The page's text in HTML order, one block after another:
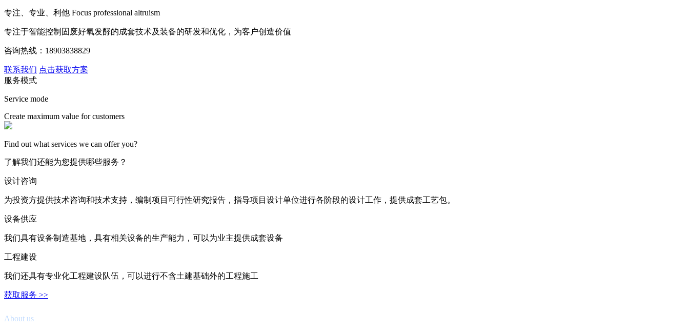
专注、专业、利他 Focus professional altruism
专注于智能控制固废好氧发酵的成套技术及装备的研发和优化，为客户创造价值
咨询热线： 18903838829
联系我们 点击获取方案
服务模式
Service mode
Create maximum value for customers
Find out what services we can offer you?
了解我们还能为您提供哪些服务？
设计咨询
为投资方提供技术咨询和技术支持，编制项目可行性研究报告，指导项目设计单位进行各阶段的设计工作，提供成套工艺包。
设备供应
我们具有设备制造基地，具有相关设备的生产能力，可以为业主提供成套设备
工程建设
我们还具有专业化工程建设队伍，可以进行不含土建基础外的工程施工
获取服务 >>
About us